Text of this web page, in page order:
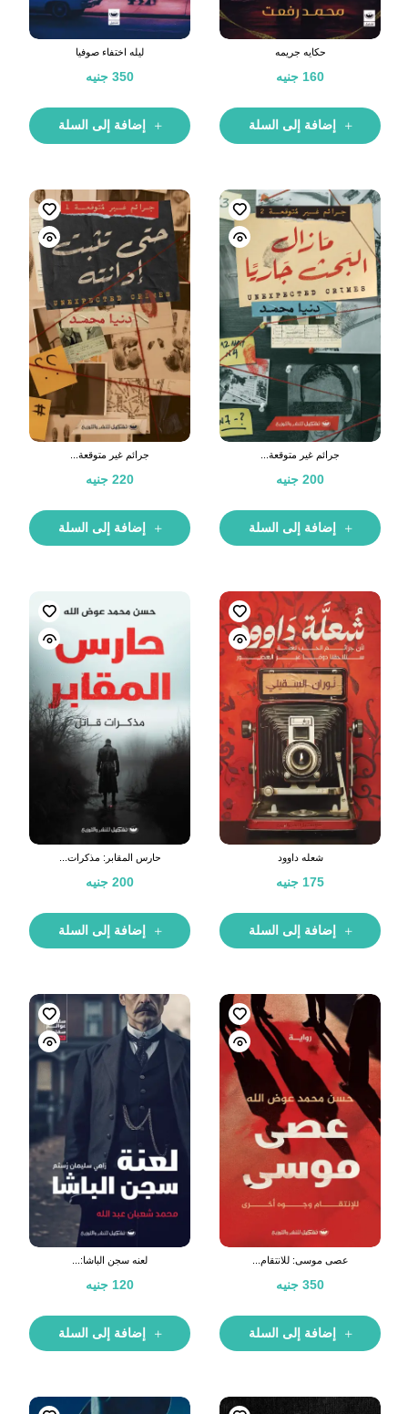
حكايه جريمه
160 جنيه
إضافة إلى السلة
ليله اختفاء صوفيا
350 جنيه
إضافة إلى السلة
جرائم غير متوقعة...
200 جنيه
إضافة إلى السلة
جرائم غير متوقعة...
220 جنيه
إضافة إلى السلة
شعله داوود
175 جنيه
إضافة إلى السلة
حارس المقابر: مذكرات...
200 جنيه
إضافة إلى السلة
عصى موسى: للانتقام...
350 جنيه
إضافة إلى السلة
لعنه سجن الباشا:...
120 جنيه
إضافة إلى السلة